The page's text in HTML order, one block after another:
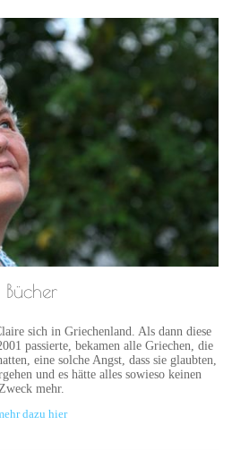
Bücher
sich in Griechenland. Als dann diese
passierte, bekamen alle Griechen, die
eine solche Angst, dass sie glaubten,
und es hätte alles sowieso keinen
Zweck mehr.
dazu hier